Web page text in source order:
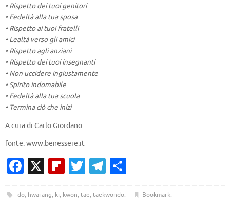
• Rispetto dei tuoi genitori
• Fedeltà alla tua sposa
• Rispetto ai tuoi fratelli
• Lealtà verso gli amici
• Rispetto agli anziani
• Rispetto dei tuoi insegnanti
• Non uccidere ingiustamente
• Spirito indomabile
• Fedeltà alla tua scuola
• Termina ciò che inizi
A cura di Carlo Giordano
fonte: www.benessere.it
Fa
e
X Fl
b
T
it
T
e n
do, hwarang, ki, kwon, tae, taekwondo. Bookmark.